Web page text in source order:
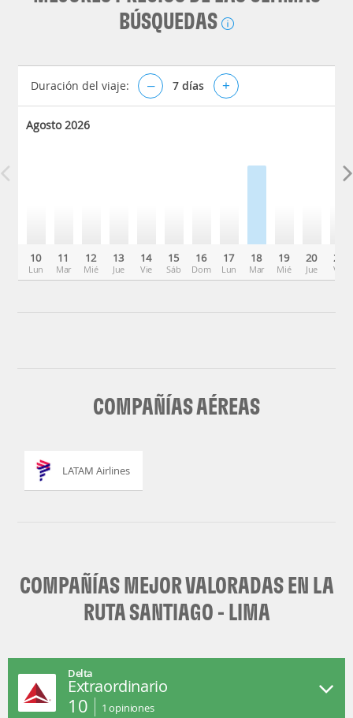
BÚSQUEDAS
Duración del viaje: – 7 días +
Agosto 2026
10
Lun
11
Mar
12
Mié
13
Jue
14
Vie
15
Sáb
16
Dom
17
Lun
18
Mar
19
Mié
20
Jue
21
Vie
COMPAÑÍAS AÉREAS
LATAM Airlines
COMPAÑÍAS MEJOR VALORADAS EN LA
RUTA SANTIAGO - LIMA
Delta
Extraordinario
10 1 opiniones